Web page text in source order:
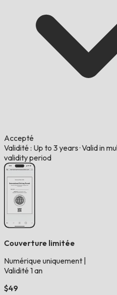
Accepté
Validité : Up to 3 years ·Valid in
validity period
Couverture limitée
Numérique uniquement
Validité 1 an
$49